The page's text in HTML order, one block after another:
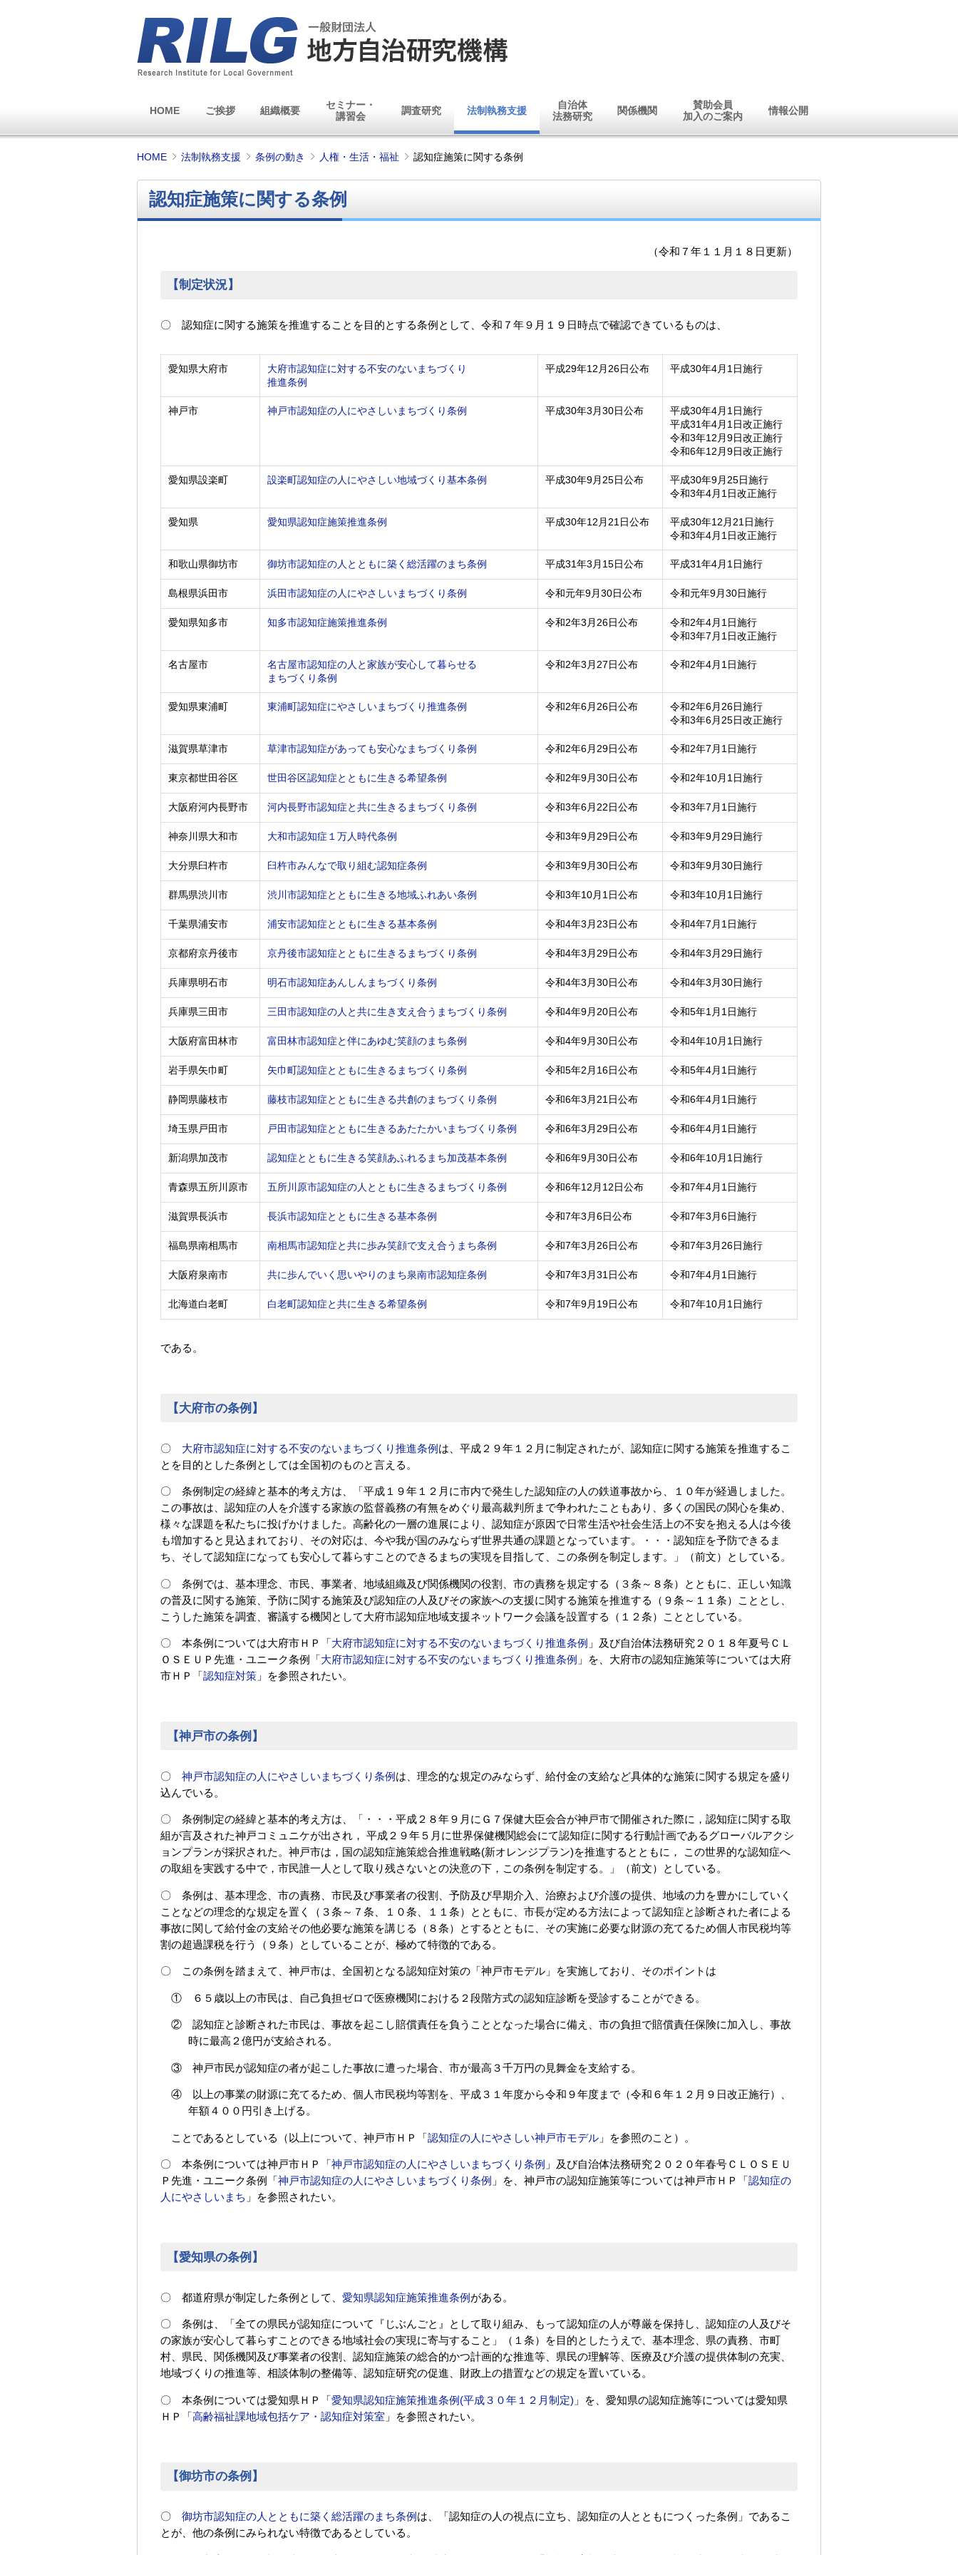
HOME ご挨拶 組織概要
セミナー・
講習会
調査研究 法制執務支援
自治体
法務研究
関係機関
賛助会員
加入のご案内
情報公開
HOME 法制執務支援 条例の動き 人権・生活・福祉 認知症施策に関する条例
認知症施策に関する条例
（令和７年１１月１８日更新）
【制定状況】
〇 認知症に関する施策を推進することを目的とする条例として、令和７年９月１９日時点で確認できているものは、
愛知県大府市
大府市認知症に対する不安のないまちづくり
推進条例
平成29年12月26日公布 平成30年4月1日施行
神戸市 神戸市認知症の人にやさしいまちづくり条例 平成30年3月30日公布
平成30年4月1日施行
平成31年4月1日改正施行
令和3年12月9日改正施行
令和6年12月9日改正施行
愛知県設楽町 設楽町認知症の人にやさしい地域づくり基本条例 平成30年9月25日公布
平成30年9月25日施行
令和3年4月1日改正施行
愛知県 愛知県認知症施策推進条例 平成30年12月21日公布
平成30年12月21日施行
令和3年4月1日改正施行
和歌山県御坊市 御坊市認知症の人とともに築く総活躍のまち条例 平成31年3月15日公布 平成31年4月1日施行
島根県浜田市 浜田市認知症の人にやさしいまちづくり条例 令和元年9月30日公布 令和元年9月30日施行
愛知県知多市 知多市認知症施策推進条例 令和2年3月26日公布
令和2年4月1日施行
令和3年7月1日改正施行
名古屋市
名古屋市認知症の人と家族が安心して暮らせる
まちづくり条例
令和2年3月27日公布 令和2年4月1日施行
愛知県東浦町 東浦町認知症にやさしいまちづくり推進条例 令和2年6月26日公布
令和2年6月26日施行
令和3年6月25日改正施行
滋賀県草津市 草津市認知症があっても安心なまちづくり条例 令和2年6月29日公布 令和2年7月1日施行
東京都世田谷区 世田谷区認知症とともに生きる希望条例 令和2年9月30日公布 令和2年10月1日施行
大阪府河内長野市 河内長野市認知症と共に生きるまちづくり条例 令和3年6月22日公布 令和3年7月1日施行
神奈川県大和市 大和市認知症１万人時代条例 令和3年9月29日公布 令和3年9月29日施行
大分県臼杵市 臼杵市みんなで取り組む認知症条例 令和3年9月30日公布 令和3年9月30日施行
群馬県渋川市 渋川市認知症とともに生きる地域ふれあい条例 令和3年10月1日公布 令和3年10月1日施行
千葉県浦安市 浦安市認知症とともに生きる基本条例 令和4年3月23日公布 令和4年7月1日施行
京都府京丹後市 京丹後市認知症とともに生きるまちづくり条例 令和4年3月29日公布 令和4年3月29日施行
兵庫県明石市 明石市認知症あんしんまちづくり条例 令和4年3月30日公布 令和4年3月30日施行
兵庫県三田市 三田市認知症の人と共に生き支え合うまちづくり条例 令和4年9月20日公布 令和5年1月1日施行
大阪府富田林市 富田林市認知症と伴にあゆむ笑顔のまち条例 令和4年9月30日公布 令和4年10月1日施行
岩手県矢巾町 矢巾町認知症とともに生きるまちづくり条例 令和5年2月16日公布 令和5年4月1日施行
静岡県藤枝市 藤枝市認知症とともに生きる共創のまちづくり条例 令和6年3月21日公布 令和6年4月1日施行
埼玉県戸田市 戸田市認知症とともに生きるあたたかいまちづくり条例 令和6年3月29日公布 令和6年4月1日施行
新潟県加茂市 認知症とともに生きる笑顔あふれるまち加茂基本条例 令和6年9月30日公布 令和6年10月1日施行
青森県五所川原市 五所川原市認知症の人とともに生きるまちづくり条例 令和6年12月12日公布 令和7年4月1日施行
滋賀県長浜市 長浜市認知症とともに生きる基本条例 令和7年3月6日公布 令和7年3月6日施行
福島県南相馬市 南相馬市認知症と共に歩み笑顔で支え合うまち条例 令和7年3月26日公布 令和7年3月26日施行
大阪府泉南市 共に歩んでいく思いやりのまち泉南市認知症条例 令和7年3月31日公布 令和7年4月1日施行
北海道白老町 白老町認知症と共に生きる希望条例 令和7年9月19日公布 令和7年10月1日施行
である。
【大府市の条例】
〇 大府市認知症に対する不安のないまちづくり推進条例は、平成２９年１２月に制定されたが、認知症に関する施策を推進するこ
とを目的とした条例としては全国初のものと言える。
〇 条例制定の経緯と基本的考え方は、「平成１９年１２月に市内で発生した認知症の人の鉄道事故から、１０年が経過しました。
この事故は、認知症の人を介護する家族の監督義務の有無をめぐり最高裁判所まで争われたこともあり、多くの国民の関心を集め、
様々な課題を私たちに投げかけました。高齢化の一層の進展により、認知症が原因で日常生活や社会生活上の不安を抱える人は今後
も増加すると見込まれており、その対応は、今や我が国のみならず世界共通の課題となっています。・・・認知症を予防できるま
ち、そして認知症になっても安心して暮らすことのできるまちの実現を目指して、この条例を制定します。」（前文）としている。
〇 条例では、基本理念、市民、事業者、地域組織及び関係機関の役割、市の責務を規定する（３条～８条）とともに、正しい知識
の普及に関する施策、予防に関する施策及び認知症の人及びその家族への支援に関する施策を推進する（９条～１１条）こととし、
こうした施策を調査、審議する機関として大府市認知症地域支援ネットワーク会議を設置する（１２条）こととしている。
〇 本条例については大府市ＨＰ「 大府市認知症に対する不安のないまちづくり推進条例 」及び自治体法務研究２０１８年夏号ＣＬ
ＯＳＥＵＰ先進・ユニーク条例「 大府市認知症に対する不安のないまちづくり推進条例 」を、大府市の認知症施策等については大府
市ＨＰ「 認知症対策 」を参照されたい。
【神戸市の条例】
〇 神戸市認知症の人にやさしいまちづくり条例は、理念的な規定のみならず、給付金の支給など具体的な施策に関する規定を盛り
込んでいる。
〇 条例制定の経緯と基本的考え方は、「・・・平成２８年９月にＧ７保健大臣会合が神戸市で開催された際に，認知症に関する取
組が言及された神戸コミュニケが出され， 平成２９年５月に世界保健機関総会にて認知症に関する行動計画であるグローバルアクシ
ョンプランが採択された。神戸市は，国の認知症施策総合推進戦略(新オレンジプラン)を推進するとともに， この世界的な認知症へ
の取組を実践する中で，市民誰一人として取り残さないとの決意の下，この条例を制定する。」（前文）としている。
〇 条例は、基本理念、市の責務、市民及び事業者の役割、予防及び早期介入、治療および介護の提供、地域の力を豊かにしていく
ことなどの理念的な規定を置く（３条～７条、１０条、１１条）とともに、市長が定める方法によって認知症と診断された者による
事故に関して給付金の支給その他必要な施策を講じる（８条）とするとともに、その実施に必要な財源の充てるため個人市民税均等
割の超過課税を行う（９条）としていることが、極めて特徴的である。
〇 この条例を踏まえて、神戸市は、全国初となる認知症対策の「神戸市モデル」を実施しており、そのポイントは
① ６５歳以上の市民は、自己負担ゼロで医療機関における２段階方式の認知症診断を受診することができる。
② 認知症と診断された市民は、事故を起こし賠償責任を負うこととなった場合に備え、市の負担で賠償責任保険に加入し、事故
時に最高２億円が支給される。
③ 神戸市民が認知症の者が起こした事故に遭った場合、市が最高３千万円の見舞金を支給する。
④ 以上の事業の財源に充てるため、個人市民税均等割を、平成３１年度から令和９年度まで（令和６年１２月９日改正施行）、
年額４００円引き上げる。
ことであるとしている（以上について、神戸市ＨＰ「認知症の人にやさしい神戸市モデル 」を参照のこと）。
〇 本条例については神戸市ＨＰ「 神戸市認知症の人にやさしいまちづくり条例 」及び自治体法務研究２０２０年春号ＣＬＯＳＥＵ
Ｐ先進・ユニーク条例「 神戸市認知症の人にやさしいまちづくり条例 」を、神戸市の認知症施策等については神戸市ＨＰ「 認知症の
人にやさしいまち 」を参照されたい。
【愛知県の条例】
〇 都道府県が制定した条例として、 愛知県認知症施策推進条例がある。
〇 条例は、「全ての県民が認知症について『じぶんごと』として取り組み、もって認知症の人が尊厳を保持し、認知症の人及びそ
の家族が安心して暮らすことのできる地域社会の実現に寄与すること」（１条）を目的としたうえで、基本理念、県の責務、市町
村、県民、関係機関及び事業者の役割、認知症施策の総合的かつ計画的な推進等、県民の理解等、医療及び介護の提供体制の充実、
地域づくりの推進等、相談体制の整備等、認知症研究の促進、財政上の措置などの規定を置いている。
〇 本条例については愛知県ＨＰ「愛知県認知症施策推進条例(平成３０年１２月制定) 」を、愛知県の認知症施等については愛知県
ＨＰ「高齢福祉課地域包括ケア・認知症対策室 」を参照されたい。
【御坊市の条例】
〇 御坊市認知症の人とともに築く総活躍のまち条例 は、「認知症の人の視点に立ち、認知症の人とともにつくった条例」であるこ
とが、他の条例にみられない特徴であるとしている。